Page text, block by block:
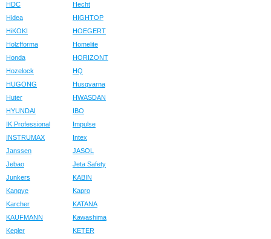
HDC
Hecht
Hidea
HIGHTOP
HiKOKI
HOEGERT
Holzfforma
Homelite
Honda
HORIZONT
Hozelock
HQ
HUGONG
Husqvarna
Huter
HWASDAN
HYUNDAI
IBO
IK Professional
Impulse
INSTRUMAX
Intex
Janssen
JASOL
Jebao
Jeta Safety
Junkers
KABIN
Kangye
Kapro
Karcher
KATANA
KAUFMANN
Kawashima
Kepler
KETER